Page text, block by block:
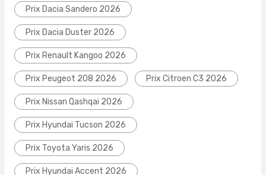
Prix Dacia Sandero 2026
Prix Dacia Duster 2026
Prix Renault Kangoo 2026
Prix Peugeot 208 2026 Prix Citroen C3 2026
Prix Nissan Qashqai 2026
Prix Hyundai Tucson 2026
Prix Toyota Yaris 2026
Prix Hyundai Accent 2026